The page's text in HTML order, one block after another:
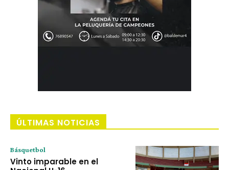
ÚLTIMAS NOTICIAS
Básquetbol
Vinto imparable en el